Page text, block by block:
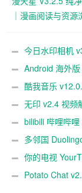
｜漫画阅读与资源
今日水印相机
版下载｜摄影水印
Android 海外
免拔卡免锁区｜解
酷我音乐
乐播放器｜解锁高
无印 v2.4 视频
保存工具
bilibili 哔哩哔
载｜弹幕视频社区
多邻国
学习神器
你的电视
神器｜多频道高清
Potato Chat